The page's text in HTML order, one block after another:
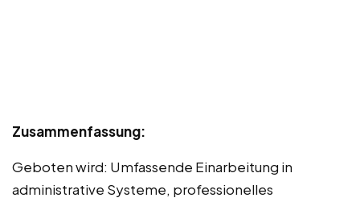
Zusammenfassung:
Geboten wird: Umfassende Einarbeitung in
administrative Systeme, professionelles